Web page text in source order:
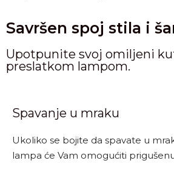
Savršen spoj stila i
Upotpunite svoj omiljeni
preslatkom lampom.
Spavanje u mraku
Ukoliko se bojite da spavate u
lampa će Vam omogućiti